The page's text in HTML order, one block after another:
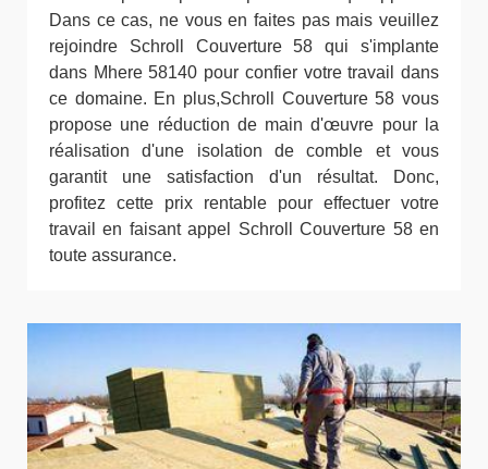
Dans ce cas, ne vous en faites pas mais veuillez
rejoindre Schroll Couverture 58 qui s'implante
dans Mhere 58140 pour confier votre travail dans
ce domaine. En plus,Schroll Couverture 58 vous
propose une réduction de main d'œuvre pour la
réalisation d'une isolation de comble et vous
garantit une satisfaction d'un résultat. Donc,
profitez cette prix rentable pour effectuer votre
travail en faisant appel Schroll Couverture 58 en
toute assurance.